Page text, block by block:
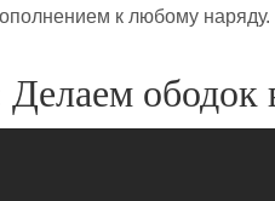
к любому наряду.
ободок